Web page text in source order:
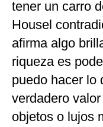
tener un carro
Housel
afirma algo
riqueza es
puedo hacer lo
verdadero
objetos o lujos